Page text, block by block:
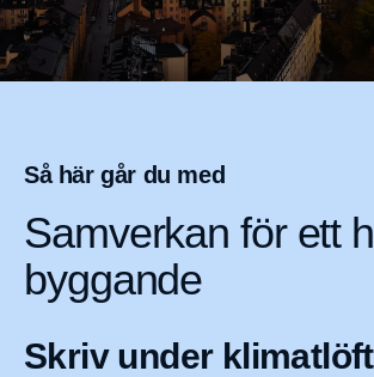
Gå med
För deltagare
Så här går du med
Samverkan för ett
byggande
Skriv under